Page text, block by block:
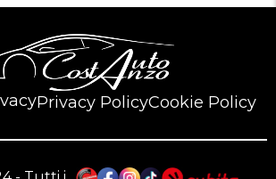
Privacy PolicyCookie Policy